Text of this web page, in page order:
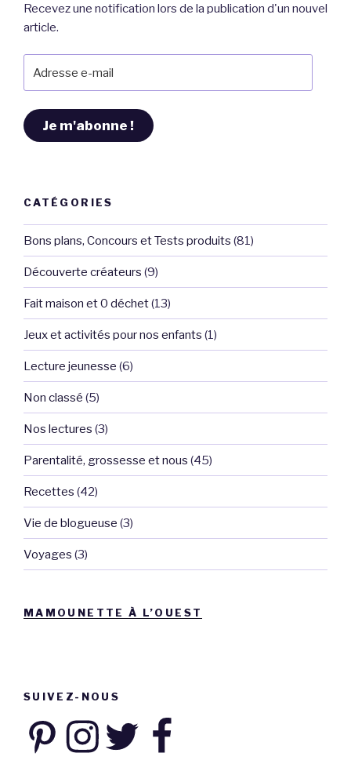
Comment
fait
bébés
? » »
Recevez une notification lors de la publication d'un nouvel
article.
e-
Je m'abonne !
CATÉGORIES
Bons plans, Concours et Tests produits (81)
Découverte créateurs (9)
Fait maison et 0 déchet(13)
Jeux et activités pour nos enfants (1)
Lecture jeunesse (6)
Non classé (5)
Nos lectures (3)
Parentalité, grossesse et nous (45)
Recettes (42)
Vie de blogueuse (3)
Voyages (3)
MAMOUNETTE À L’OUEST
SUIVEZ-NOUS
PinterestInstagramTwitter Facebook